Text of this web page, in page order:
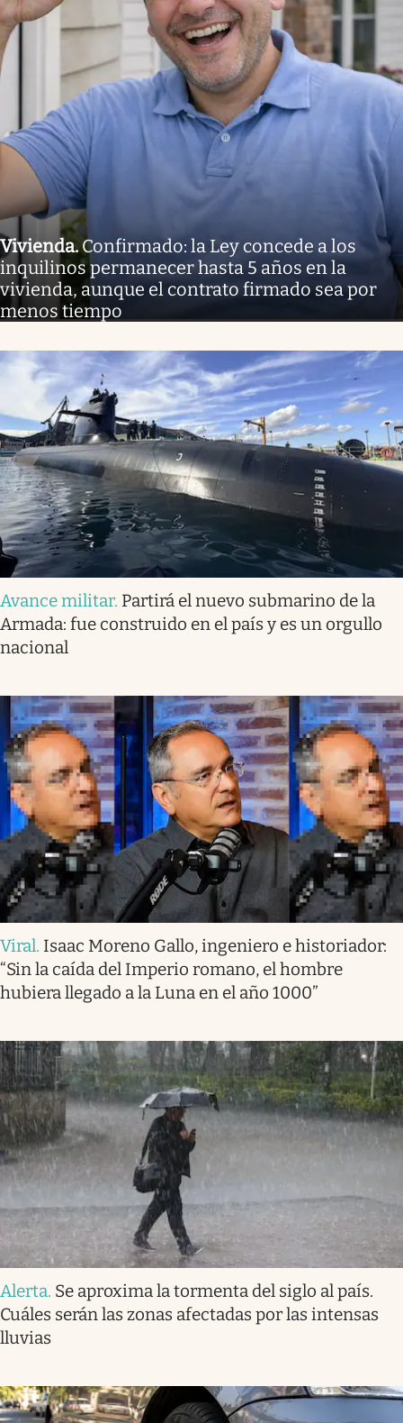
Vivienda.Confirmado: la Ley concede a los
inquilinos permanecer hasta 5 años en la
vivienda, aunque el contrato firmado sea por
menos tiempo
Avance militar. Partirá el nuevo submarino de la
Armada: fue construido en el país y es un orgullo
nacional
Viral. Isaac Moreno Gallo, ingeniero e historiador:
“Sin la caída del Imperio romano, el hombre
hubiera llegado a la Luna en el año 1000”
Alerta. Se aproxima la tormenta del siglo al país.
Cuáles serán las zonas afectadas por las intensas
lluvias